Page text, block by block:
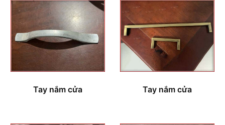
Tay nắm cửa Tay nắm cửa